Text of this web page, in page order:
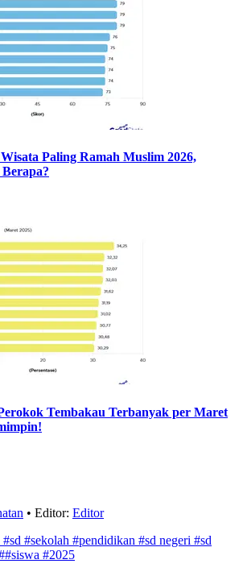
Paling Ramah Muslim 2026,
Tembakau Terbanyak per Maret
• Editor: Editor
#sd #sekolah #pendidikan #sd negeri #sd
#2025